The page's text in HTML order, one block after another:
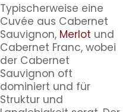
Typischerweise eine
Cuvée aus Cabernet
Sauvignon, Merlot und
Cabernet Franc, wobei
der Cabernet
Sauvignon oft
dominiert und für
Struktur und